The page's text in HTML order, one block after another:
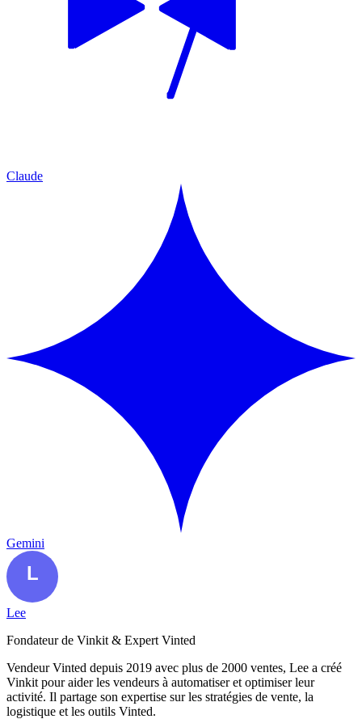
Claude
Gemini
Lee
Fondateur de Vinkit & Expert Vinted
Vendeur Vinted depuis 2019 avec plus de 2000 ventes, Lee a créé
Vinkit pour aider les vendeurs à automatiser et optimiser leur
activité. Il partage son expertise sur les stratégies de vente, la
logistique et les outils Vinted.